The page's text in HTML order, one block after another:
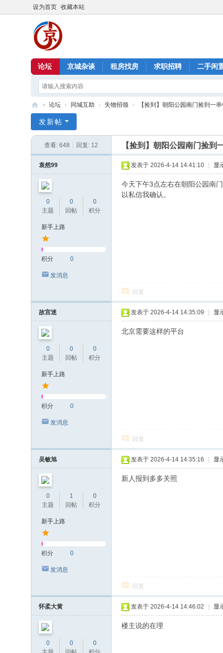
设为首页 收藏本站
论坛 京城杂谈 租房找房 求职招聘 二手闲
京
» 论坛 › 同城互助 › 失物招领 › 【捡到】朝阳公园南门捡到一
发新帖
查看: 648 回复: 12 【捡到】朝阳公园南门捡到
袁然99
0
主题
0
回帖
0
积分
新手上路
积分 0
发消息
发表于 2026-4-14 14:41:10 显
今天下午3点左右在朝阳公园南
以私信我确认。
回复
故宫迷
0
主题
0
回帖
0
积分
新手上路
积分 0
发消息
发表于 2026-4-14 14:35:09 显
北京需要这样的平台
回复
吴敏旭
0
主题
1
回帖
0
积分
新手上路
积分 0
发消息
发表于 2026-4-14 14:35:16 显
新人报到多多关照
回复
怀柔大黄
0
0
0
发表于 2026-4-14 14:46:02 显
楼主说的在理